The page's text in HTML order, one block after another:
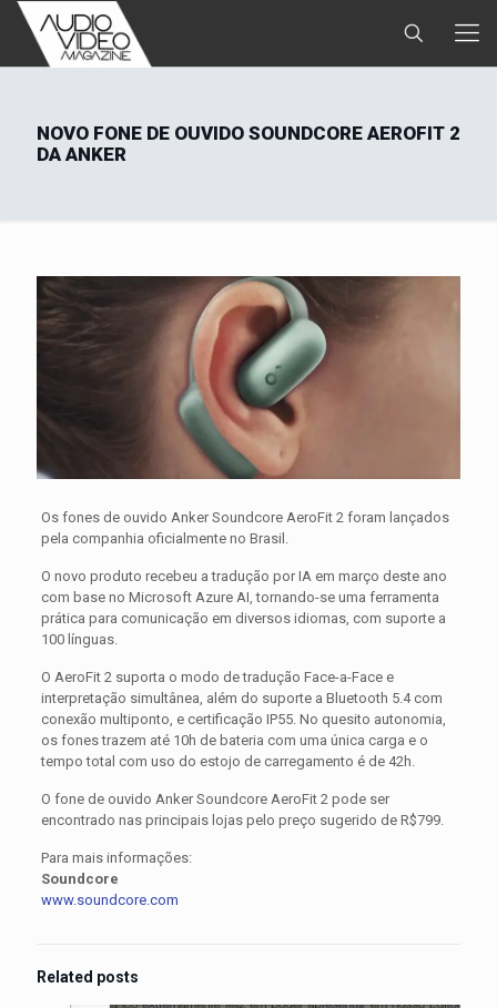
NOVO FONE DE OUVIDO SOUNDCORE AEROFIT 2
DA ANKER
Os fones de ouvido Anker Soundcore AeroFit 2 foram lançados
pela companhia oficialmente no Brasil.
O novo produto recebeu a tradução por IA em março deste ano
com base no Microsoft Azure AI, tornando-se uma ferramenta
prática para comunicação em diversos idiomas, com suporte a
100 línguas.
O AeroFit 2 suporta o modo de tradução Face-a-Face e
interpretação simultânea, além do suporte a Bluetooth 5.4 com
conexão multiponto, e certificação IP55. No quesito autonomia,
os fones trazem até 10h de bateria com uma única carga e o
tempo total com uso do estojo de carregamento é de 42h.
O fone de ouvido Anker Soundcore AeroFit 2 pode ser
encontrado nas principais lojas pelo preço sugerido de R$799.
Para mais informações:
Soundcore
www.soundcore.com
Related posts